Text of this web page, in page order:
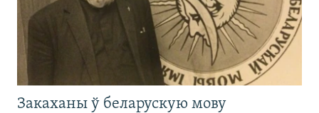
Закаханы ў беларускую мову